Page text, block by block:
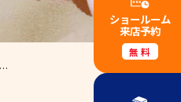
ショールーム
来店予約
無料